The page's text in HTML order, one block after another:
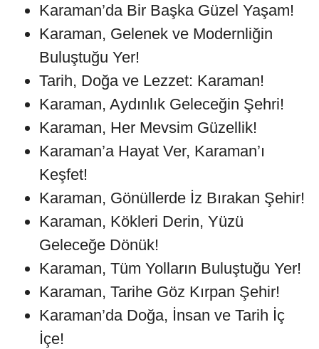
Karaman’da Bir Başka Güzel Yaşam!
Karaman, Gelenek ve Modernliğin
Buluştuğu Yer!
Tarih, Doğa ve Lezzet: Karaman!
Karaman, Aydınlık Geleceğin Şehri!
Karaman, Her Mevsim Güzellik!
Karaman’a Hayat Ver, Karaman’ı
Keşfet!
Karaman, Gönüllerde İz Bırakan Şehir!
Karaman, Kökleri Derin, Yüzü
Geleceğe Dönük!
Karaman, Tüm Yolların Buluştuğu Yer!
Karaman, Tarihe Göz Kırpan Şehir!
Karaman’da Doğa, İnsan ve Tarih İç
İçe!